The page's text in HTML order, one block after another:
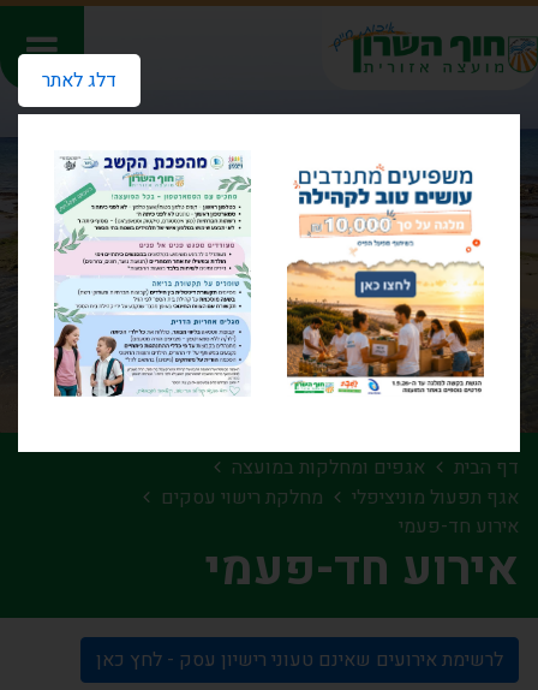
דלג לאתר
דף הבית
אגפים ומחלקות במועצה
אגף תפעול מוניציפלי
מחלקת רישוי עסקים
אירוע חד-פעמי
אירוע חד-פעמי
לרשימת אירועים שאינם טעוני רישיון עסק - לחץ כאן